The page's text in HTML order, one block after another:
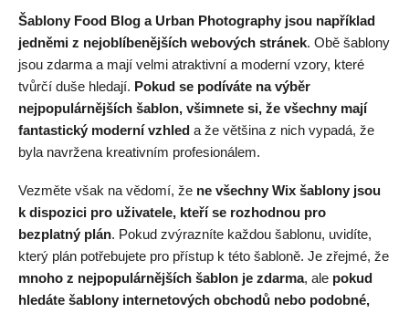
Šablony Food Blog a Urban Photography jsou například
jedněmi z nejoblíbenějších webových stránek. Obě šablony
jsou zdarma a mají velmi atraktivní a moderní vzory, které
tvůrčí duše hledají. Pokud se podíváte na výběr
nejpopulárnějších šablon, všimnete si, že všechny mají
fantastický moderní vzhled a že většina z nich vypadá, že
byla navržena kreativním profesionálem.
Vezměte však na vědomí, že ne všechny Wix šablony jsou
k dispozici pro uživatele, kteří se rozhodnou pro
bezplatný plán. Pokud zvýrazníte každou šablonu, uvidíte,
který plán potřebujete pro přístup k této šabloně. Je zřejmé, že
mnoho z nejpopulárnějších šablon je zdarma, ale pokud
hledáte šablony internetových obchodů nebo podobné,